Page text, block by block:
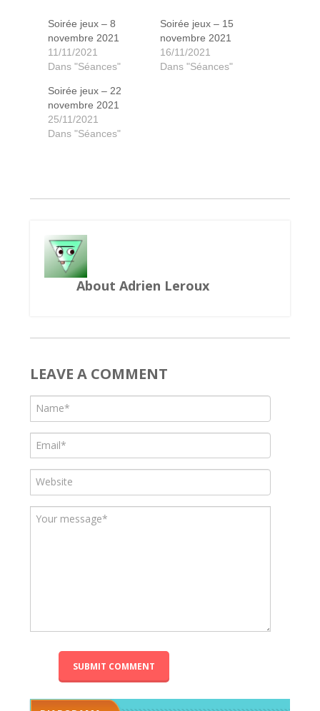
Soirée jeux – 8
novembre 2021
11/11/2021
Dans "Séances"
Soirée jeux – 15
novembre 2021
16/11/2021
Dans "Séances"
Soirée jeux – 22
novembre 2021
25/11/2021
Dans "Séances"
About Adrien Leroux
LEAVE A COMMENT